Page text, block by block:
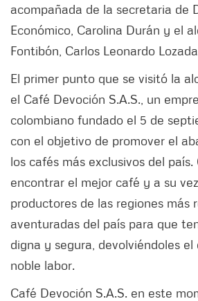
acompañada de la secretaria de
Económico, Carolina Durán y el
Fontibón, Carlos Leonardo
El primer punto que se visitó la
el Café Devoción S.A.S., un
colombiano fundado el 5 de
con el objetivo de promover el
los cafés más exclusivos del
encontrar el mejor café y a su
productores de las regiones más
aventuradas del país para que
digna y segura, devolviéndoles el
noble labor.
Café Devoción S.A.S. en este